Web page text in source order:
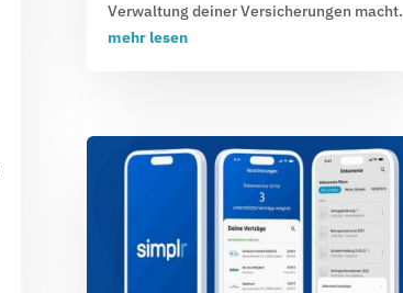
Verwaltung deiner Versicherungen macht.
mehr lesen